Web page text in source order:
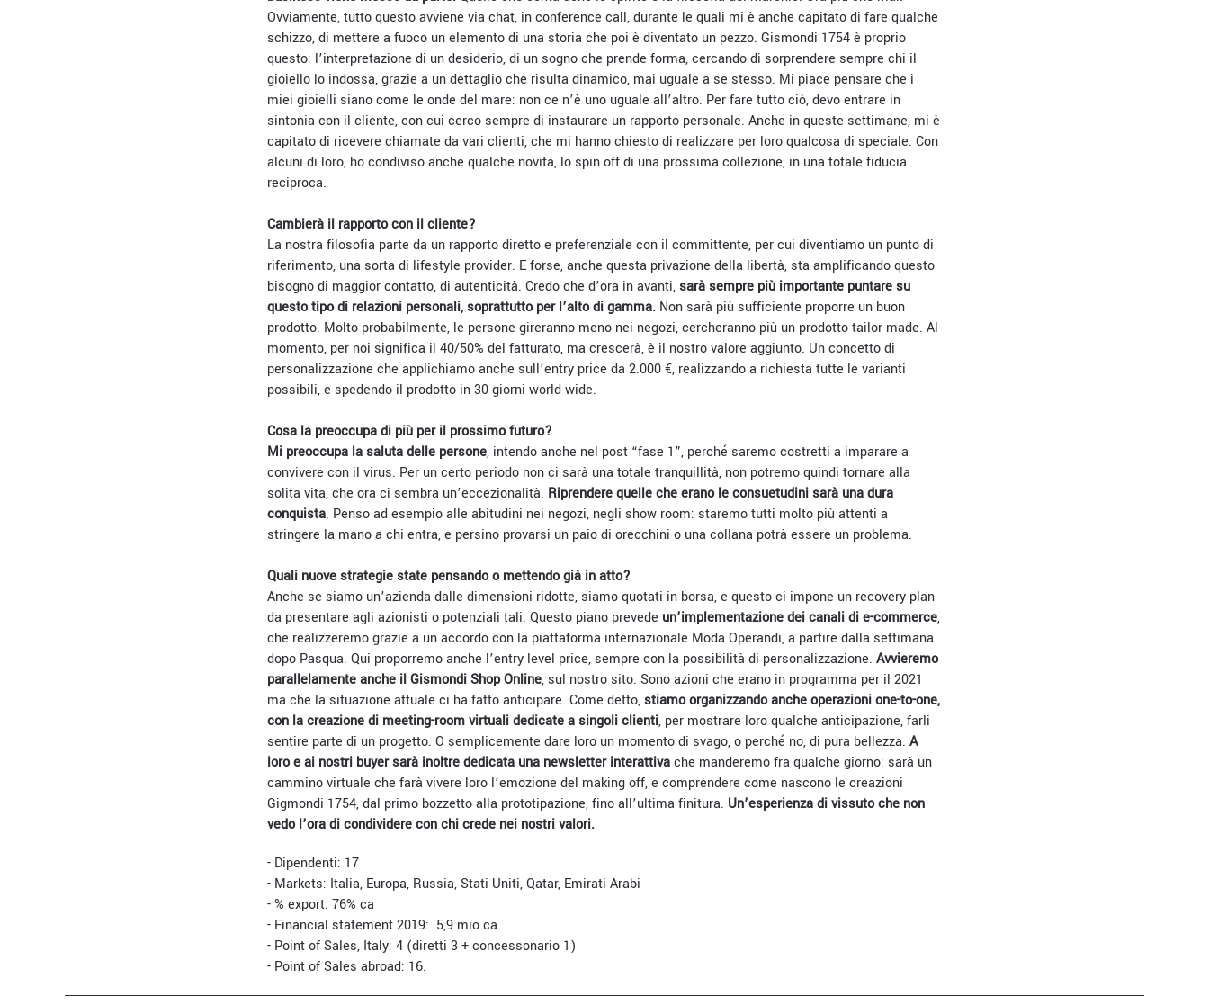
Ovviamente, tutto questo avviene via chat, in conference call, durante le quali mi è anche capitato di fare qualche
schizzo, di mettere a fuoco un elemento di una storia che poi è diventato un pezzo. Gismondi 1754 è proprio
questo: l’interpretazione di un desiderio, di un sogno che prende forma, cercando di sorprendere sempre chi il
gioiello lo indossa, grazie a un dettaglio che risulta dinamico, mai uguale a se stesso. Mi piace pensare che i
miei gioielli siano come le onde del mare: non ce n’è uno uguale all’altro. Per fare tutto ciò, devo entrare in
sintonia con il cliente, con cui cerco sempre di instaurare un rapporto personale. Anche in queste settimane, mi è
capitato di ricevere chiamate da vari clienti, che mi hanno chiesto di realizzare per loro qualcosa di speciale. Con
alcuni di loro, ho condiviso anche qualche novità, lo spin off di una prossima collezione, in una totale fiducia
reciproca.
Cambierà il rapporto con il cliente?
La nostra filosofia parte da un rapporto diretto e preferenziale con il committente, per cui diventiamo un punto di
riferimento, una sorta di lifestyle provider. E forse, anche questa privazione della libertà, sta amplificando questo
bisogno di maggior contatto, di autenticità. Credo che d’ora in avanti,sarà sempre più importante puntare su
questo tipo di relazioni personali, soprattutto per l’alto di gamma. Non sarà più sufficiente proporre un buon
prodotto. Molto probabilmente, le persone gireranno meno nei negozi, cercheranno più un prodotto tailor made. Al
momento, per noi significa il 40/50% del fatturato, ma crescerà, è il nostro valore aggiunto. Un concetto di
personalizzazione che applichiamo anche sull’entry price da 2.000 €, realizzando a richiesta tutte le varianti
possibili, e spedendo il prodotto in 30 giorni world wide.
Cosa la preoccupa di più per il prossimo futuro?
Mi preoccupa la saluta delle persone, intendo anche nel post “fase 1”, perché saremo costretti a imparare a
convivere con il virus. Per un certo periodo non ci sarà una totale tranquillità, non potremo quindi tornare alla
solita vita, che ora ci sembra un’eccezionalità. Riprendere quelle che erano le consuetudini sarà una dura
conquista. Penso ad esempio alle abitudini nei negozi, negli show room: staremo tutti molto più attenti a
stringere la mano a chi entra, e persino provarsi un paio di orecchini o una collana potrà essere un problema.
Quali nuove strategie state pensando o mettendo già in atto?
Anche se siamo un’azienda dalle dimensioni ridotte, siamo quotati in borsa, e questo ci impone un recovery plan
da presentare agli azionisti o potenziali tali. Questo piano prevede un’implementazione dei canali di e-commerce,
che realizzeremo grazie a un accordo con la piattaforma internazionale Moda Operandi, a partire dalla settimana
dopo Pasqua. Qui proporremo anche l’entry level price, sempre con la possibilità di personalizzazione. Avvieremo
parallelamente anche il Gismondi Shop Online, sul nostro sito. Sono azioni che erano in programma per il 2021
ma che la situazione attuale ci ha fatto anticipare. Come detto,stiamo organizzando anche operazioni one-to-one,
con la creazione di meeting-room virtuali dedicate a singoli clienti, per mostrare loro qualche anticipazione, farli
sentire parte di un progetto. O semplicemente dare loro un momento di svago, o perché no, di pura bellezza. A
loro e ai nostri buyer sarà inoltre dedicata una newsletter interattivache manderemo fra qualche giorno: sarà un
cammino virtuale che farà vivere loro l’emozione del making off, e comprendere come nascono le creazioni
Gigmondi 1754, dal primo bozzetto alla prototipazione, fino all’ultima finitura. Un’esperienza di vissuto che non
vedo l’ora di condividere con chi crede nei nostri valori.
- Dipendenti: 17
- Markets: Italia, Europa, Russia, Stati Uniti, Qatar, Emirati Arabi
- % export: 76% ca
- Financial statement 2019: 5,9 mio ca
- Point of Sales, Italy: 4 (diretti 3 + concessonario 1)
- Point of Sales abroad: 16.